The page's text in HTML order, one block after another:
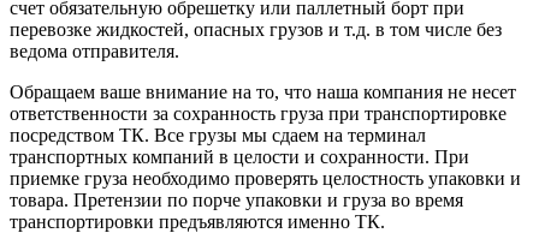
счет обязательную обрешетку или паллетный борт при
перевозке жидкостей, опасных грузов и т.д. в том числе без
ведома отправителя.
Обращаем ваше внимание на то, что наша компания не несет
ответственности за сохранность груза при транспортировке
посредством ТК. Все грузы мы сдаем на терминал
транспортных компаний в целости и сохранности. При
приемке груза необходимо проверять целостность упаковки и
товара. Претензии по порче упаковки и груза во время
транспортировки предъявляются именно ТК.